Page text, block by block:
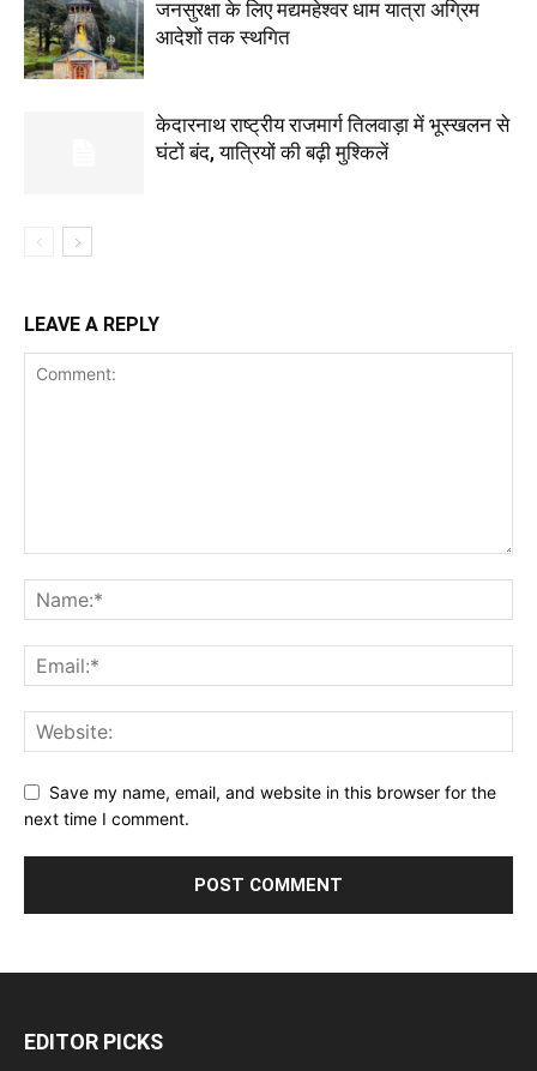
जनसुरक्षा के लिए मद्यमहेश्वर धाम यात्रा अग्रिम
आदेशों तक स्थगित
केदारनाथ राष्ट्रीय राजमार्ग तिलवाड़ा में भूस्खलन से
घंटों बंद, यात्रियों की बढ़ी मुश्किलें
LEAVE A REPLY
Save my name, email, and website in this browser for the
next time I comment.
EDITOR PICKS